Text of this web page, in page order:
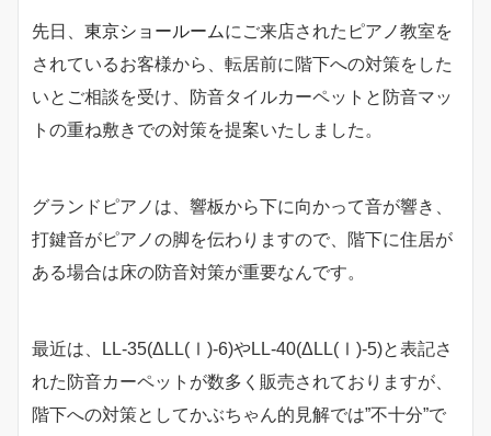
先日、 東京ショールームにご来店されたピアノ教室を
されているお客様から、転居前に階下への対策をした
いとご相談を受け、防音タイルカーペットと防音マッ
トの重ね敷きでの対策を提案いたしました。
グランドピアノは、響板から下に向かって音が響き、
打鍵音がピアノの脚を伝わりますので、階下に住居が
ある場合は床の防音対策が重要なんです。
最近は、LL-35(ΔLL(Ⅰ)-6)やLL-40(ΔLL(Ⅰ)-5)と表記さ
れた防音カーペットが数多く販売されておりますが、
階下への対策としてかぶちゃん的見解では”不十分”で